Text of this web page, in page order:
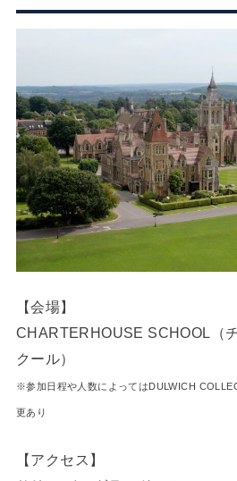
【会場】
CHARTERHOUSE SCHOOL（
クール）
※参加日程や人数によってはDULWICH
更あり
【アクセス】